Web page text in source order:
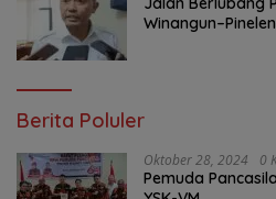
Berita Poluler
Oktober 28, 2024 0
Pemuda